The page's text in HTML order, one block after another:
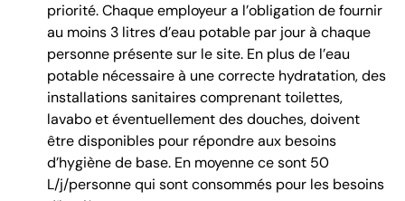
priorité. Chaque employeur a l’obligation de fournir
au moins 3 litres d’eau potable par jour à chaque
personne présente sur le site. En plus de l’eau
potable nécessaire à une correcte hydratation, des
installations sanitaires comprenant toilettes,
lavabo et éventuellement des douches, doivent
être disponibles pour répondre aux besoins
d’hygiène de base. En moyenne ce sont 50
L/j/personne qui sont consommés pour les besoins